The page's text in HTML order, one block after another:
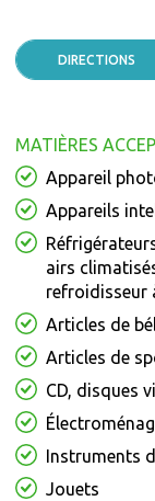
DIRECTIONS
MATIÈRES
Appareil
Appareils
airs
refroidisseur
Articles de
Articles de
CD, disques
Instruments
Jouets